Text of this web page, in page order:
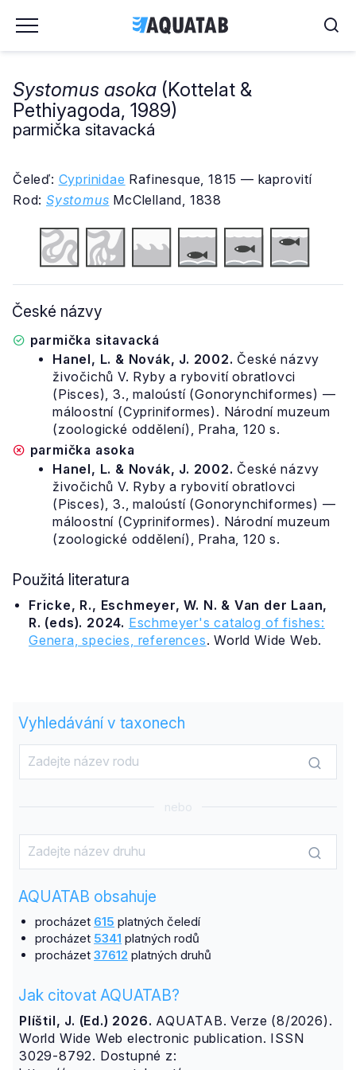
Systomus asoka (Kottelat &
Pethiyagoda, 1989)
parmička sitavacká
Čeleď: Cyprinidae Rafinesque, 1815 — kaprovití
Rod: Systomus McClelland, 1838
České názvy
parmička sitavacká
Hanel, L. & Novák, J. 2002. České názvy
živočichů V. Ryby a rybovití obratlovci
(Pisces), 3., maloústí (Gonorynchiformes) —
máloostní (Cypriniformes). Národní muzeum
(zoologické oddělení), Praha, 120 s.
parmička asoka
Hanel, L. & Novák, J. 2002. České názvy
živočichů V. Ryby a rybovití obratlovci
(Pisces), 3., maloústí (Gonorynchiformes) —
máloostní (Cypriniformes). Národní muzeum
(zoologické oddělení), Praha, 120 s.
Použitá literatura
Fricke, R., Eschmeyer, W. N. & Van der Laan,
R. (eds). 2024. Eschmeyer's catalog of fishes:
Genera, species, references. World Wide Web.
Vyhledávání v taxonech
nebo
AQUATAB obsahuje
procházet 615 platných čeledí
procházet 5341 platných rodů
procházet 37612 platných druhů
Jak citovat AQUATAB?
Plíštil, J. (Ed.) 2026. AQUATAB. Verze (8/2026).
World Wide Web electronic publication. ISSN
3029-8792. Dostupné z: